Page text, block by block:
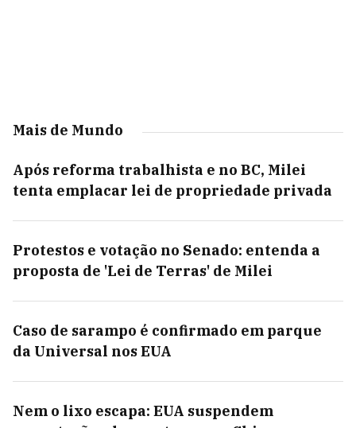
Mais de Mundo
Após reforma trabalhista e no BC, Milei
tenta emplacar lei de propriedade privada
Protestos e votação no Senado: entenda a
proposta de 'Lei de Terras' de Milei
Caso de sarampo é confirmado em parque
da Universal nos EUA
Nem o lixo escapa: EUA suspendem